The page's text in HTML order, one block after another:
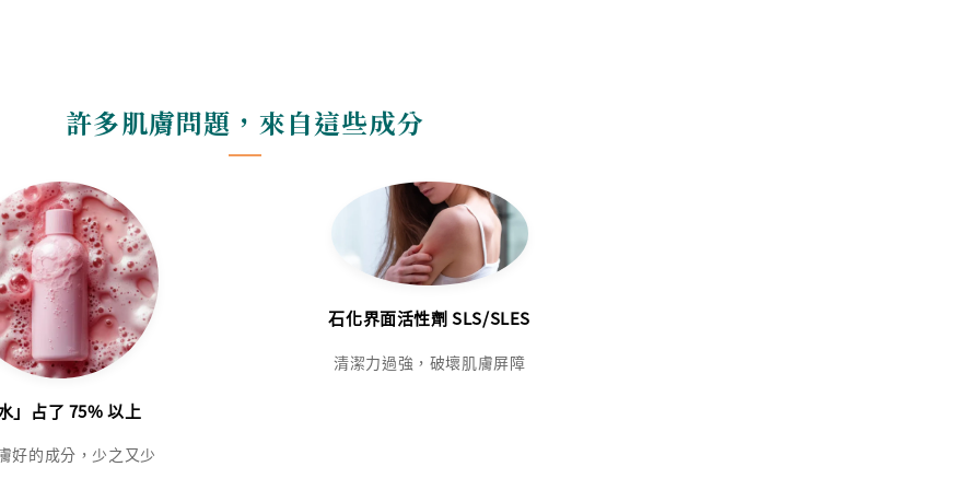
許多肌膚問題，來自這些成分
」占了 75% 以上
好的成分，少之又少
石化界面活性劑 SLS/SLES
清潔力過強，破壞肌膚屏障